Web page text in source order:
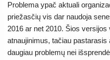
Problema ypač aktuali
priežasčių vis dar naudoja
2016 ar net 2010. Šios
atnaujinimus, tačiau
daugiau problemų nei